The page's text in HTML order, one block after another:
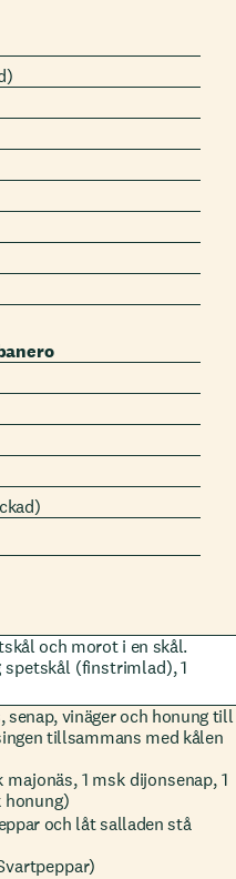
och morot i en skål.
spetskål (finstrimlad), 1
senap, vinäger och honung till
tillsammans med kålen
1 msk dijonsenap, 1
honung)
och låt salladen stå